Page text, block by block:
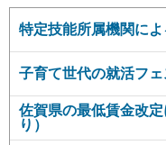
特定技能所属機関に
子育て世代の就活フ
佐賀県の最低賃金改
り）